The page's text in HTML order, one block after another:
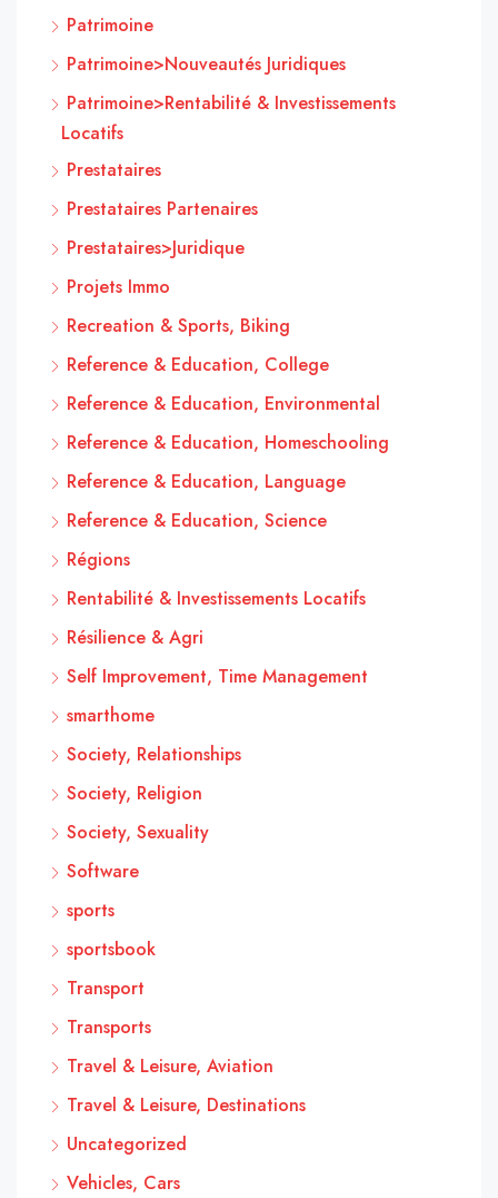
Patrimoine
Patrimoine>Nouveautés Juridiques
Patrimoine>Rentabilité & Investissements
Locatifs
Prestataires
Prestataires Partenaires
Prestataires>Juridique
Projets Immo
Recreation & Sports, Biking
Reference & Education, College
Reference & Education, Environmental
Reference & Education, Homeschooling
Reference & Education, Language
Reference & Education, Science
Régions
Rentabilité & Investissements Locatifs
Résilience & Agri
Self Improvement, Time Management
smarthome
Society, Relationships
Society, Religion
Society, Sexuality
Software
sports
sportsbook
Transport
Transports
Travel & Leisure, Aviation
Travel & Leisure, Destinations
Uncategorized
Vehicles, Cars